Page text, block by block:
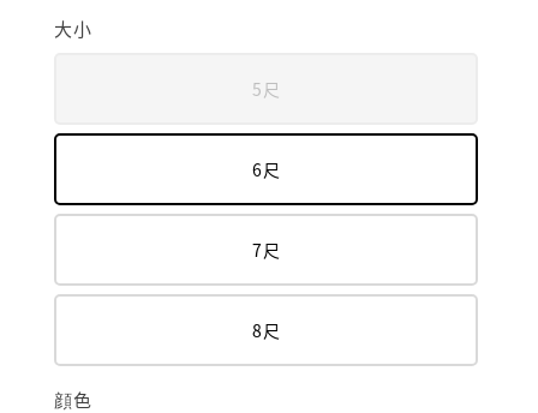
大小
5尺
6尺
7尺
8尺
顔色